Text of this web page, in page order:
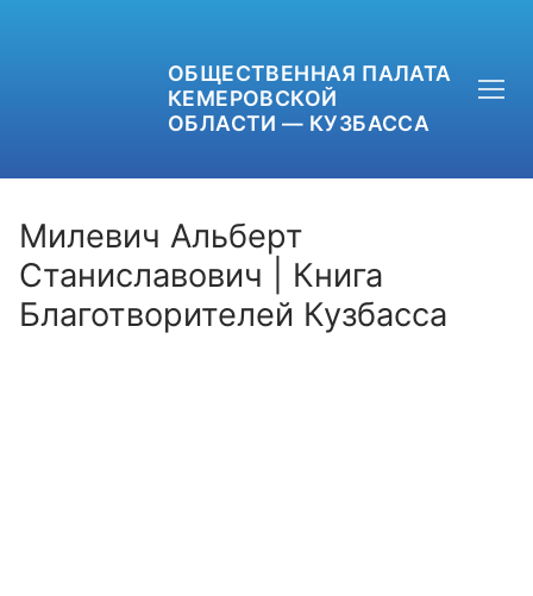
ОБЩЕСТВЕННАЯ ПАЛАТА
КЕМЕРОВСКОЙ
ОБЛАСТИ — КУЗБАССА
+7 (3842) 58-82-40
Милевич Альберт
Станиславович | Книга
Благотворителей Кузбасса